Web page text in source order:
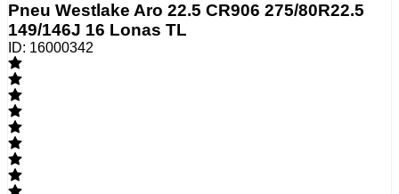
Pneu Westlake Aro 22.5 CR906 275/80R22.5
149/146J 16 Lonas TL
ID: 16000342